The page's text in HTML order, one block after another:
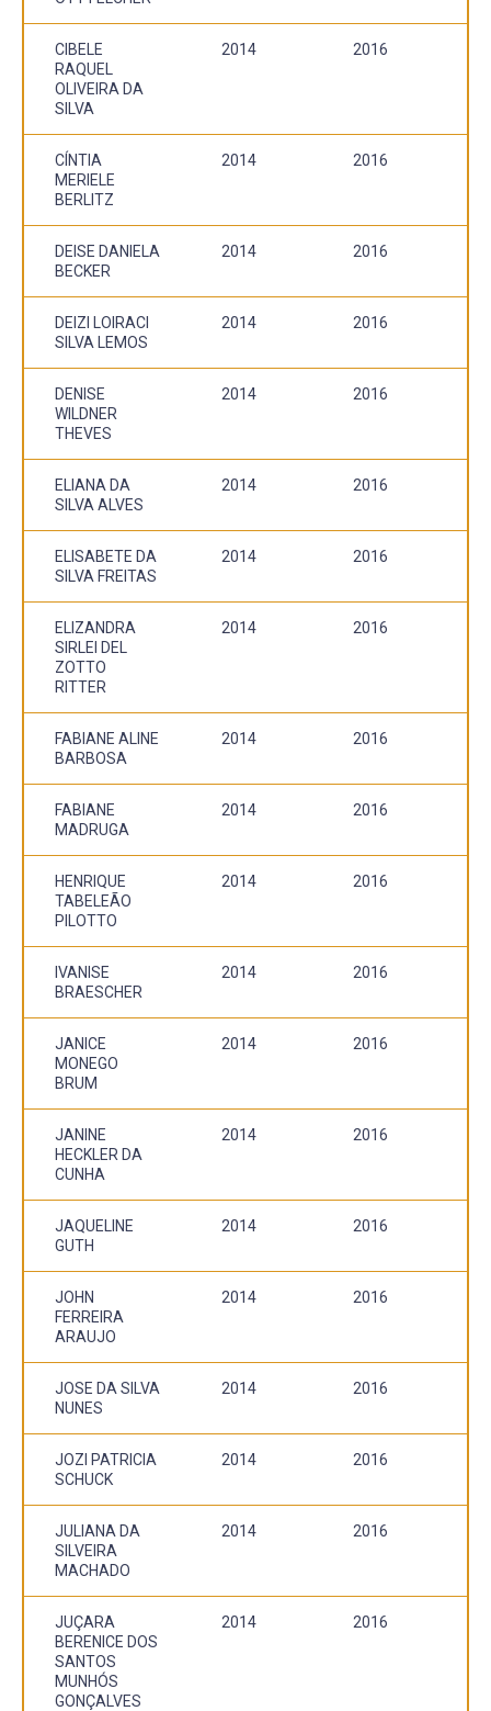
CIBELE
RAQUEL
OLIVEIRA DA
SILVA
2014 2016
CÍNTIA
MERIELE
BERLITZ
2014 2016
DEISE DANIELA
BECKER
2014 2016
DEIZI LOIRACI
SILVA LEMOS
2014 2016
DENISE
WILDNER
THEVES
2014 2016
ELIANA DA
SILVA ALVES
2014 2016
ELISABETE DA
SILVA FREITAS
2014 2016
ELIZANDRA
SIRLEI DEL
ZOTTO
RITTER
2014 2016
FABIANE ALINE
BARBOSA
2014 2016
FABIANE
MADRUGA
2014 2016
HENRIQUE
TABELEÃO
PILOTTO
2014 2016
IVANISE
BRAESCHER
2014 2016
JANICE
MONEGO
BRUM
2014 2016
JANINE
HECKLER DA
CUNHA
2014 2016
JAQUELINE
GUTH
2014 2016
JOHN
FERREIRA
ARAUJO
2014 2016
JOSE DA SILVA
NUNES
2014 2016
JOZI PATRICIA
SCHUCK
2014 2016
JULIANA DA
SILVEIRA
MACHADO
2014 2016
JUÇARA
BERENICE DOS
SANTOS
MUNHÓS
GONÇALVES
2014 2016